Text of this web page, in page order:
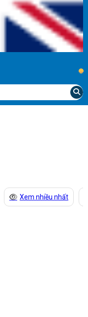
...
Xem nhiều nhất